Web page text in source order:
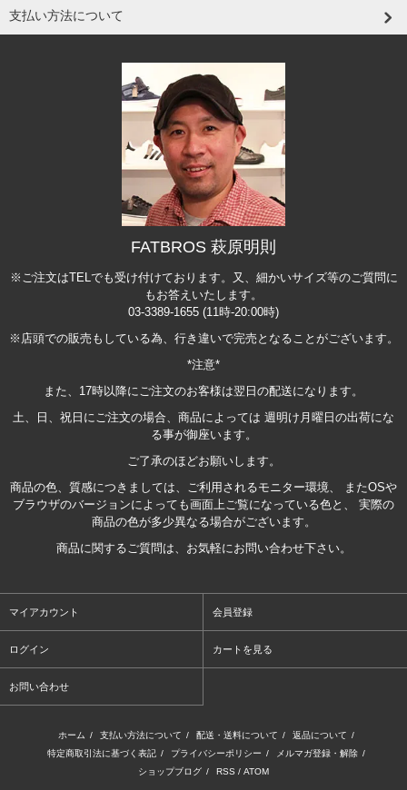
支払い方法について
FATBROS 萩原明則
※ご注文はTELでも受け付けております。又、細かいサイズ等のご質問に
もお答えいたします。
03-3389-1655 (11時-20:00時)
※店頭での販売もしている為、行き違いで完売となることがございます。
*注意*
また、17時以降にご注文のお客様は翌日の配送になります。
土、日、祝日にご注文の場合、商品によっては 週明け月曜日の出荷にな
る事が御座います。
ご了承のほどお願いします。
商品の色、質感につきましては、ご利用されるモニター環境、 またOSや
ブラウザのバージョンによっても画面上ご覧になっている色と、 実際の
商品の色が多少異なる場合がございます。
商品に関するご質問は、お気軽にお問い合わせ下さい。
マイアカウント 会員登録
ログイン カートを見る
お問い合わせ
ホーム / 支払い方法について / 配送・送料について / 返品について /
特定商取引法に基づく表記 / プライバシーポリシー / メルマガ登録・解除 /
ショップブログ / RSS / ATOM